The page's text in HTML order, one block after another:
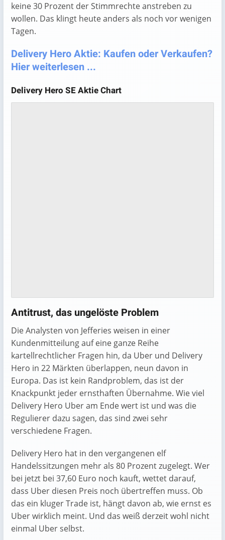
keine 30 Prozent der Stimmrechte anstreben zu
wollen. Das klingt heute anders als noch vor wenigen
Tagen.
Delivery Hero Aktie: Kaufen oder Verkaufen?
Hier weiterlesen ...
Delivery Hero SE Aktie Chart
Antitrust, das ungelöste Problem
Die Analysten von Jefferies weisen in einer
Kundenmitteilung auf eine ganze Reihe
kartellrechtlicher Fragen hin, da Uber und Delivery
Hero in 22 Märkten überlappen, neun davon in
Europa. Das ist kein Randproblem, das ist der
Knackpunkt jeder ernsthaften Übernahme. Wie viel
Delivery Hero Uber am Ende wert ist und was die
Regulierer dazu sagen, das sind zwei sehr
verschiedene Fragen.
Delivery Hero hat in den vergangenen elf
Handelssitzungen mehr als 80 Prozent zugelegt. Wer
bei jetzt bei 37,60 Euro noch kauft, wettet darauf,
dass Uber diesen Preis noch übertreffen muss. Ob
das ein kluger Trade ist, hängt davon ab, wie ernst es
Uber wirklich meint. Und das weiß derzeit wohl nicht
einmal Uber selbst.